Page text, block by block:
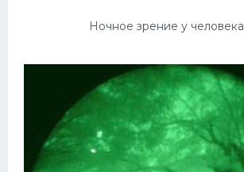
Ночное зрение у человека